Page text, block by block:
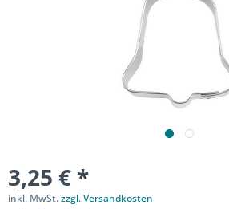
3,25 € *
inkl. MwSt.zzgl. Versandkosten